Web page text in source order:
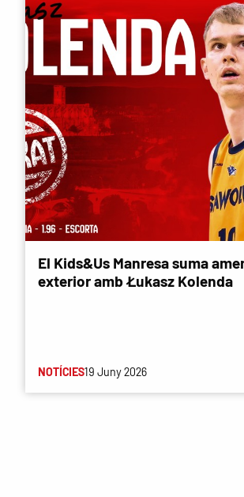
El Kids&Us Manresa suma
exterior amb Łukasz Kolenda
NOTÍCIES19 Juny 2026